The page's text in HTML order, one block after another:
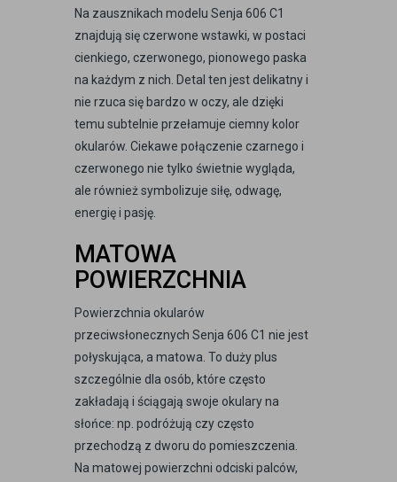
Na zausznikach modelu Senja 606 C1
znajdują się czerwone wstawki, w postaci
cienkiego, czerwonego, pionowego paska
na każdym z nich. Detal ten jest delikatny i
nie rzuca się bardzo w oczy, ale dzięki
temu subtelnie przełamuje ciemny kolor
okularów. Ciekawe połączenie czarnego i
czerwonego nie tylko świetnie wygląda,
ale również symbolizuje siłę, odwagę,
energię i pasję.
MATOWA
POWIERZCHNIA
Powierzchnia okularów
przeciwsłonecznych Senja 606 C1 nie jest
połyskująca, a matowa. To duży plus
szczególnie dla osób, które często
zakładają i ściągają swoje okulary na
słońce: np. podróżują czy często
przechodzą z dworu do pomieszczenia.
Na matowej powierzchni odciski palców,